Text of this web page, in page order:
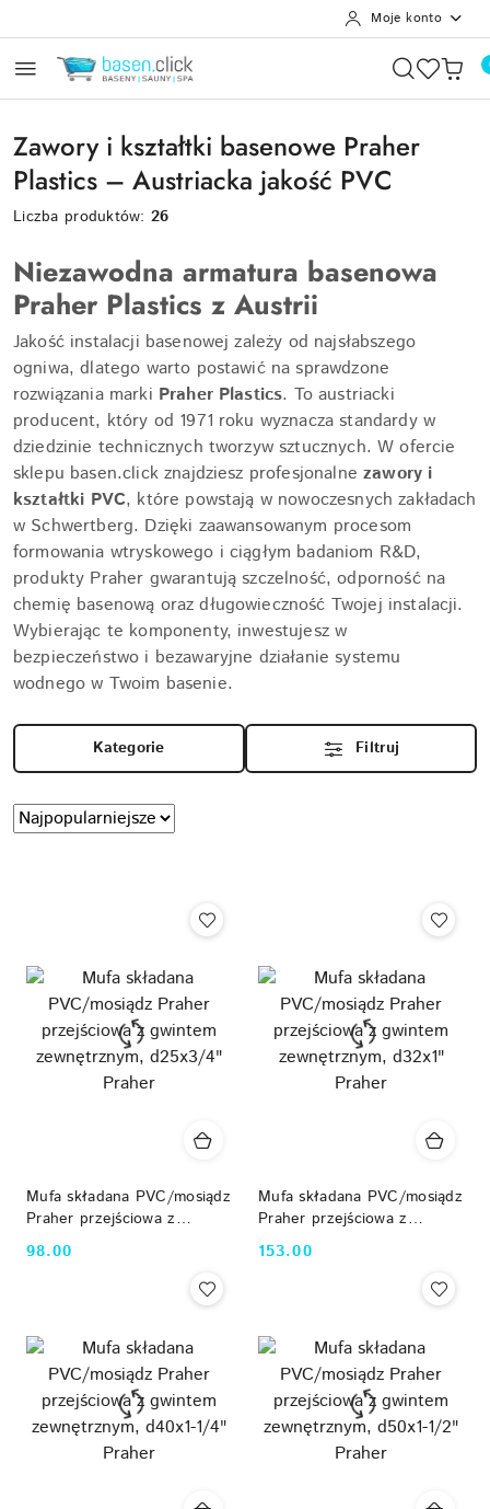
Moje konto
Zawory i kształtki basenowe Praher
Plastics – Austriacka jakość PVC
Liczba produktów:26
Niezawodna armatura basenowa
Praher Plastics z Austrii
Jakość instalacji basenowej zależy od najsłabszego
ogniwa, dlatego warto postawić na sprawdzone
rozwiązania marki Praher Plastics. To austriacki
producent, który od 1971 roku wyznacza standardy w
dziedzinie technicznych tworzyw sztucznych. W ofercie
sklepu basen.click znajdziesz profesjonalnezawory i
kształtki PVC, które powstają w nowoczesnych zakładach
w Schwertberg. Dzięki zaawansowanym procesom
formowania wtryskowego i ciągłym badaniom R&D,
produkty Praher gwarantują szczelność, odporność na
chemię basenową oraz długowieczność Twojej instalacji.
Wybierając te komponenty, inwestujesz w
bezpieczeństwo i bezawaryjne działanie systemu
wodnego w Twoim basenie.
Kategorie Filtruj
Zastosowano
sortowanie:
Sortuj
według
Mufa składana PVC/mosiądz
Praher przejściowa z
gwintem zewnętrznym,
d25x3/4" Praher
Cena:
98.00
Mufa składana PVC/mosiądz
Praher przejściowa z
gwintem zewnętrznym,
d32x1" Praher
Cena:
153.00